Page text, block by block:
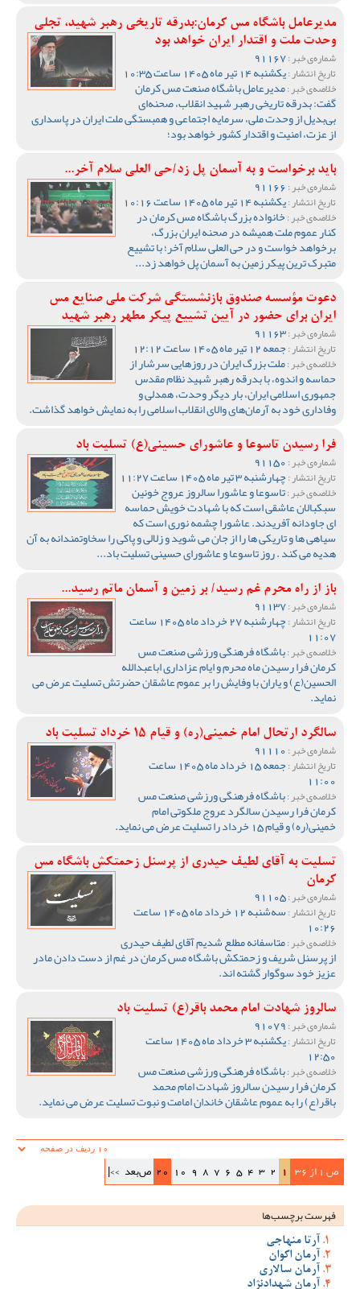
مدیرعامل باشگاه مس کرمان:بدرقه تاریخی رهبر شهید، تجلی
وحدت ملت و اقتدار ایران خواهد بود
شماره‌ی خبر :
تاریخ انتشار :یکشنبه 14 تیر ماه 1405 ساعت 10:35
خلاصه‌ی خبر :مدیرعامل باشگاه صنعت مس کرمان
گفت: بدرقه تاریخی رهبر شهید انقلاب، صحنه‌ای
بی‌بدیل از وحدت ملی، سرمایه اجتماعی و همبستگی ملت ایران در پاسداری
از عزت، امنیت و اقتدار کشور خواهد بود؛
باید برخواست و به آسمان پل زد/حی العلی سلام آخر...
شماره‌ی خبر :
تاریخ انتشار :یکشنبه 14 تیر ماه 1405 ساعت 10:16
خلاصه‌ی خبر :خانواده بزرگ باشگاه مس کرمان در
کنار عموم ملت همیشه در صحنه ایران بزرگ،
برخواهد خواست و در حی العلی سلام آخر؛ با تشییع
متبرک ترین پیکر زمین به آسمان پل خواهد زد...
دعوت مؤسسه صندوق بازنشستگی شرکت ملی صنایع مس
ایران برای حضور در آیین تشییع پیکر مطهر رهبر شهید
شماره‌ی خبر :
تاریخ انتشار :جمعه 12 تیر ماه 1405 ساعت 12:12
خلاصه‌ی خبر :ملت بزرگ ایران در روزهایی سرشار از
حماسه و اندوه، با بدرقه رهبر شهید نظام مقدس
جمهوری اسلامی ایران، بار دیگر وحدت، همدلی و
وفاداری خود به آرمان‌های والای انقلاب اسلامی را به نمایش خواهد گذاشت.
فرا رسیدن تاسوعا و عاشورای حسینی(ع) تسلیت باد
شماره‌ی خبر :
تاریخ انتشار :چهارشنبه 3 تیر ماه 1405 ساعت 11:27
خلاصه‌ی خبر :تاسوعا و عاشورا سالروز عروج خونین
سبکبالان عاشقی است که با شهادت خویش حماسه
ای جاودانه آفریدند. عاشورا چشمه نوری است که
سیاهی ها و تاریکی ها را از جان می شوید و زلالی و پاکی را سخاوتمندانه به آن
هدیه می کند . روز تاسوعا و عاشورای حسینی تسلیت باد...
باز از راه محرم غم رسید/ بر زمین و آسمان ماتم رسید...
شماره‌ی خبر :
تاریخ انتشار : چهارشنبه 27 خرداد ماه 1405 ساعت
11:07
خلاصه‌ی خبر :باشگاه فرهنگی ورزشی صنعت مس
کرمان فرا رسیدن ماه محرم و ایام عزاداری اباعبدالله
الحسین(ع) و یاران با وفایش را بر عموم عاشقان حضرتش تسلیت عرض می
نماید.
سالگرد ارتحال امام خمینی(ره) و قیام 15 خرداد تسلیت باد
شماره‌ی خبر :
تاریخ انتشار : جمعه 15 خرداد ماه 1405 ساعت
11:00
خلاصه‌ی خبر :باشگاه فرهنگی ورزشی صنعت مس
کرمان فرا رسیدن سالگرد عروج ملکوتی امام
خمینی(ره) و قیام 15 خرداد را تسلیت عرض می نماید.
تسلیت به آقای لطیف حیدری از پرسنل زحمتکش باشگاه مس
کرمان
شماره‌ی خبر :
تاریخ انتشار : سه‌شنبه 12 خرداد ماه 1405 ساعت
10:26
خلاصه‌ی خبر :متاسفانه مطلع شدیم آقای لطیف حیدری
از پرسنل شریف و زحمتکش باشگاه مس کرمان در غم از دست دادن مادر
عزیز خود سوگوار گشته اند.
سالروز شهادت امام محمد باقر(ع) تسلیت باد
شماره‌ی خبر :
تاریخ انتشار : یکشنبه 3 خرداد ماه 1405 ساعت
12:50
خلاصه‌ی خبر :باشگاه فرهنگی ورزشی صنعت مس
کرمان فرا رسیدن سالروز شهادت امام محمد
باقر(ع) را به عموم عاشقان خاندان امامت و نبوت تسلیت عرض می نماید.
ص 1 از 36 1
2
3
4
5
6
7
8
9
10
20 ص‌بعد >>|
فهرست برچسب‌ها
آرتا منهاجی
آرمان اکوان
آرمان سالاری
آرمان شهدادنژاد